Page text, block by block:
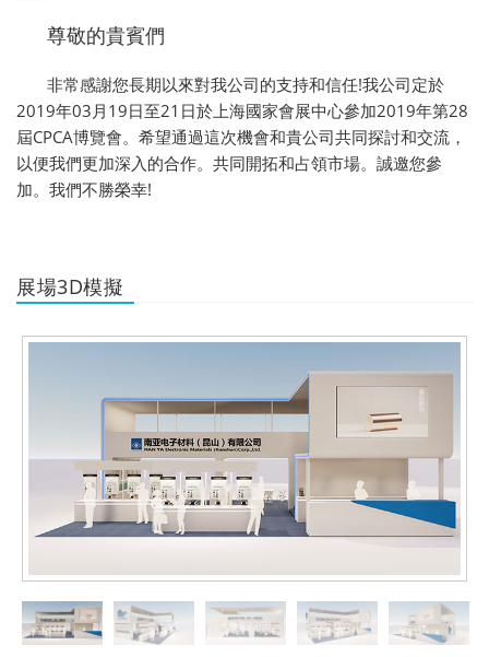
尊敬的貴賓們
非常感謝您長期以來對我公司的支持和信任!我公司定於
2019年03月19日至21日於上海國家會展中心參加2019年第28
屆CPCA博覽會。希望通過這次機會和貴公司共同探討和交流，
以便我們更加深入的合作。共同開拓和占領市場。誠邀您參
加。我們不勝榮幸!
展場3D模擬